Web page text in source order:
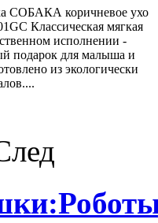
СОБАКА коричневое ухо
Классическая мягкая
исполнении -
подарок для малыша и
из экологически